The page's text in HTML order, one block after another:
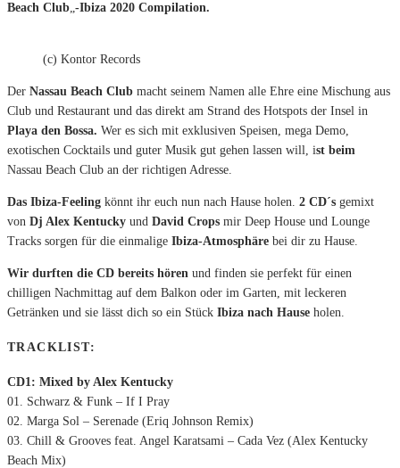
Beach Club„-Ibiza 2020 Compilation.
(c) Kontor Records
Der Nassau Beach Club macht seinem Namen alle Ehre eine Mischung aus
Club und Restaurant und das direkt am Strand des Hotspots der Insel in
Playa den Bossa. Wer es sich mit exklusiven Speisen, mega Demo,
exotischen Cocktails und guter Musik gut gehen lassen will, ist beim
Nassau Beach Club an der richtigen Adresse.
Das Ibiza-Feeling könnt ihr euch nun nach Hause holen. 2 CD´s gemixt
von Dj Alex Kentucky und David Crops mir Deep House und Lounge
Tracks sorgen für die einmalige Ibiza-Atmosphäre bei dir zu Hause.
Wir durften die CD bereits hören und finden sie perfekt für einen
chilligen Nachmittag auf dem Balkon oder im Garten, mit leckeren
Getränken und sie lässt dich so ein Stück Ibiza nach Hause holen.
TRACKLIST:
CD1: Mixed by Alex Kentucky
01. Schwarz & Funk – If I Pray
02. Marga Sol – Serenade (Eriq Johnson Remix)
03. Chill & Grooves feat. Angel Karatsami – Cada Vez (Alex Kentucky
Beach Mix)